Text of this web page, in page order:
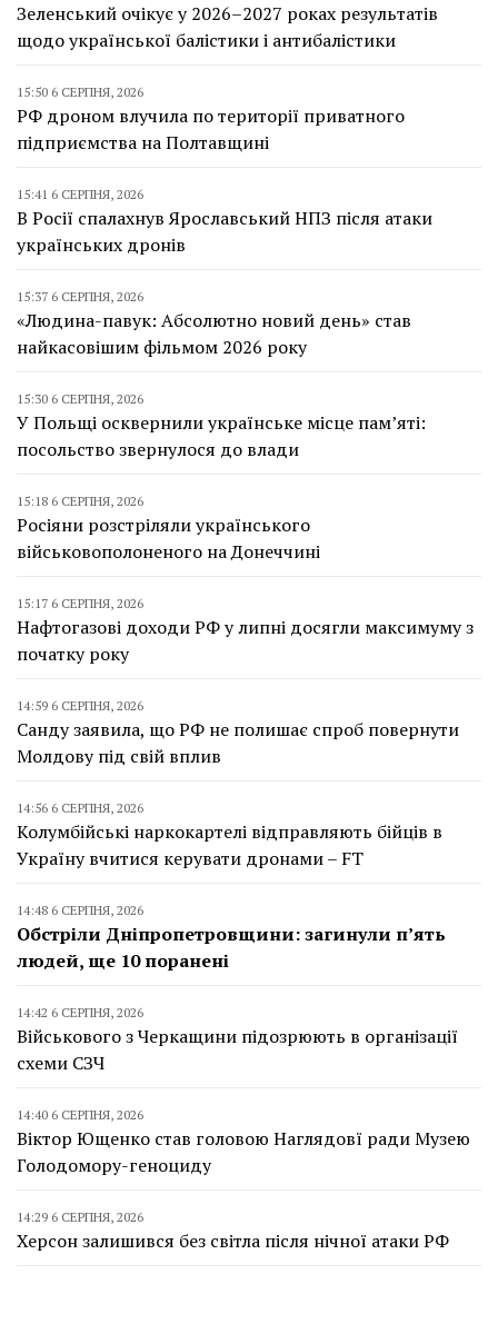
Зеленський очікує у 2026–2027 роках результатів
щодо української балістики і антибалістики
15:50 6 СЕРПНЯ, 2026
РФ дроном влучила по території приватного
підприємства на Полтавщині
15:41 6 СЕРПНЯ, 2026
В Росії спалахнув Ярославський НПЗ після атаки
українських дронів
15:37 6 СЕРПНЯ, 2026
«Людина-павук: Абсолютно новий день» став
найкасовішим фільмом 2026 року
15:30 6 СЕРПНЯ, 2026
У Польщі осквернили українське місце пам’яті:
посольство звернулося до влади
15:18 6 СЕРПНЯ, 2026
Росіяни розстріляли українського
військовополоненого на Донеччині
15:17 6 СЕРПНЯ, 2026
Нафтогазові доходи РФ у липні досягли максимуму з
початку року
14:59 6 СЕРПНЯ, 2026
Санду заявила, що РФ не полишає спроб повернути
Молдову під свій вплив
14:56 6 СЕРПНЯ, 2026
Колумбійські наркокартелі відправляють бійців в
Україну вчитися керувати дронами – FT
14:48 6 СЕРПНЯ, 2026
Обстріли Дніпропетровщини: загинули п’ять
людей, ще 10 поранені
14:42 6 СЕРПНЯ, 2026
Військового з Черкащини підозрюють в організації
схеми СЗЧ
14:40 6 СЕРПНЯ, 2026
Віктор Ющенко став головою Наглядовї ради Музею
Голодомору-геноциду
14:29 6 СЕРПНЯ, 2026
Херсон залишився без світла після нічної атаки РФ